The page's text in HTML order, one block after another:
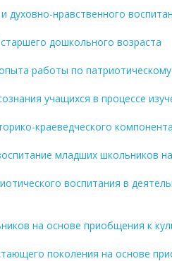
духовно-нравственного
дошкольного возраста
работы по
учащихся в процессе
краеведческого
младших школьников
воспитания в
на основе приобщения к
поколения на основе